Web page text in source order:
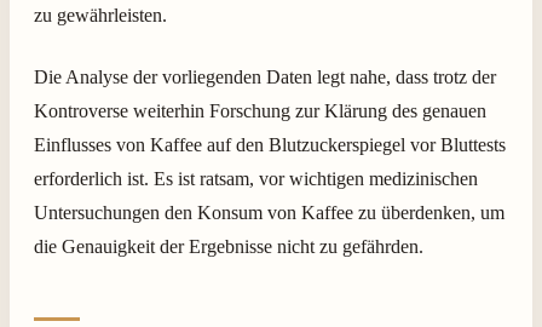
zu gewährleisten.
Die Analyse der vorliegenden Daten legt nahe, dass trotz der
Kontroverse weiterhin Forschung zur Klärung des genauen
Einflusses von Kaffee auf den Blutzuckerspiegel vor Bluttests
erforderlich ist. Es ist ratsam, vor wichtigen medizinischen
Untersuchungen den Konsum von Kaffee zu überdenken, um
die Genauigkeit der Ergebnisse nicht zu gefährden.